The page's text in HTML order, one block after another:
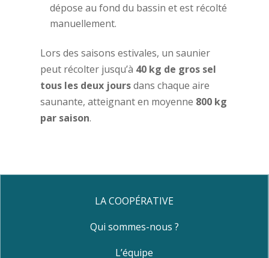
dépose au fond du bassin et est récolté
manuellement.
Lors des saisons estivales, un saunier
peut récolter jusqu’à 40 kg de gros sel
tous les deux joursdans chaque aire
saunante, atteignant en moyenne 800 kg
par saison.
LA COOPÉRATIVE
Qui sommes-nous ?
L’équipe